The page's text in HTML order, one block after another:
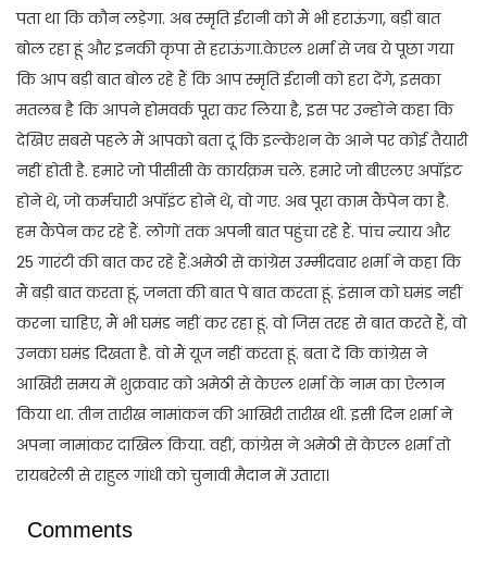
पता था कि कौन लड़ेगा. अब स्मृति ईरानी को मैं भी हराऊंगा, बड़ी बात
बोल रहा हूं और इनकी कृपा से हराऊंगा.केएल शर्मा से जब ये पूछा गया
कि आप बड़ी बात बोल रहे हैं कि आप स्मृति ईरानी को हरा देंगे, इसका
मतलब है कि आपने होमवर्क पूरा कर लिया है, इस पर उन्होंने कहा कि
देखिए सबसे पहले मैं आपको बता दूं कि इल्केशन के आने पर कोई तैयारी
नहीं होती है. हमारे जो पीसीसी के कार्यक्रम चले. हमारे जो बीएलए अपॉइंट
होने थे, जो कर्मचारी अपॉइंट होने थे, वो गए. अब पूरा काम कैंपेन का है.
हम कैंपेन कर रहे हैं. लोगों तक अपनी बात पहुंचा रहे हैं. पांच न्याय और
25 गारंटी की बात कर रहे हैं.अमेठी से कांग्रेस उम्मीदवार शर्मा ने कहा कि
मैं बड़ी बात करता हूं, जनता की बात पे बात करता हूं. इंसान को घमंड नहीं
करना चाहिए, मैं भी घमंड नहीं कर रहा हूं. वो जिस तरह से बात करते हैं, वो
उनका घमंड दिखता है. वो मैं यूज नहीं करता हूं. बता दें कि कांग्रेस ने
आखिरी समय में शुक्रवार को अमेठी से केएल शर्मा के नाम का ऐलान
किया था. तीन तारीख नामांकन की आखिरी तारीख थी. इसी दिन शर्मा ने
अपना नामांकर दाखिल किया. वहीं, कांग्रेस ने अमेठी से केएल शर्मा तो
रायबरेली से राहुल गांधी को चुनावी मैदान में उतारा।
Comments